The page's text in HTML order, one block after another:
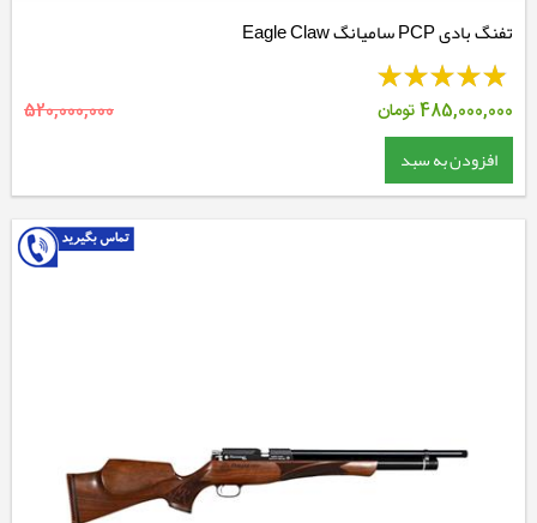
تفنگ بادی PCP سامیانگ Eagle Claw
485,000,000تومان 520,000,000
افزودن به سبد